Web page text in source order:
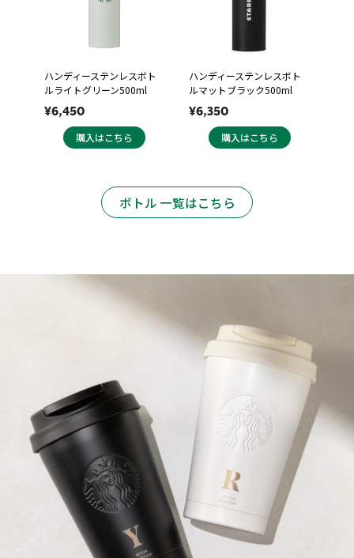
ハンディーステンレスボト
ルライトグリーン500ml
¥6,450
購入はこちら
ハンディーステンレスボト
ルマットブラック500ml
¥6,350
購入はこちら
ボトル 一覧はこちら